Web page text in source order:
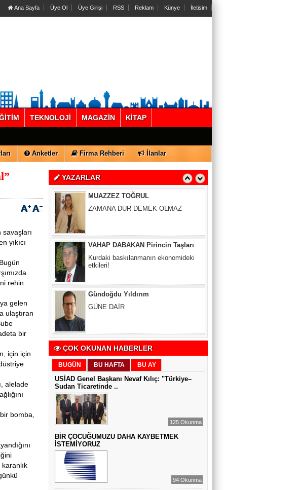
Ana Sayfa Üye Ol Üye Girişi RSS Reklam Künye İletisim
TEKNOLOJİ MAGAZİN KİTAP
Anketler Firma Rehberi İlanlar
yıkıcı
rehin
gelen
ulaştıran
bir
için için
alelade
bomba,
YAZARLAR
Gül Saydam
SEN BENİ UNUTSAN DA
ZAMANA DUR DEMEK OLMAZ
etkileri!
Gündoğdu Yıldırım
YANLIŞ FİYAT VARDIR
Sıddıka BALAKAN
DİJİTAL VİCDAN
Gül Saydam
SEN BENİ UNUTSAN DA
MUAZZEZ TOĞRUL
ZAMANA DUR DEMEK OLMAZ
ÇOK OKUNAN HABERLER
BUGÜN BU HAFTA BU AY
USİAD Genel Başkanı Nevaf Kılıç: "Türkiye–
Sudan Ticaretinde ..
125 Okunma
BİR ÇOCUĞUMUZU DAHA KAYBETMEK
İSTEMİYORUZ
94 Okunma